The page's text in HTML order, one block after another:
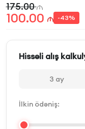
175.00
100.00 -43%
Hissəli alış
3 ay
İlkin ödəniş: